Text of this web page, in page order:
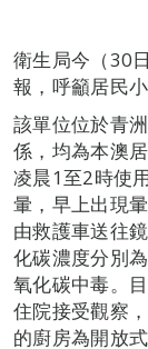
衛生局今（30
報，呼籲居民
該單位位於青
係，均為本澳
凌晨1至2時使
暈，早上出現
由救護車送往
化碳濃度分別
氧化碳中毒。
住院接受觀察
的廚房為開放